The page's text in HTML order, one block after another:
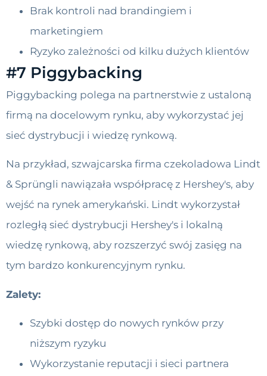
Brak kontroli nad brandingiem i
marketingiem
Ryzyko zależności od kilku dużych klientów
#7 Piggybacking
Piggybacking polega na partnerstwie z ustaloną
firmą na docelowym rynku, aby wykorzystać jej
sieć dystrybucji i wiedzę rynkową.
Na przykład, szwajcarska firma czekoladowa Lindt
& Sprüngli nawiązała współpracę z Hershey's, aby
wejść na rynek amerykański. Lindt wykorzystał
rozległą sieć dystrybucji Hershey's i lokalną
wiedzę rynkową, aby rozszerzyć swój zasięg na
tym bardzo konkurencyjnym rynku.
Zalety:
Szybki dostęp do nowych rynków przy
niższym ryzyku
Wykorzystanie reputacji i sieci partnera